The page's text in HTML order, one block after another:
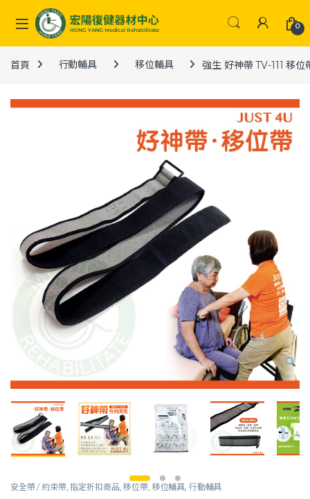
Skip to navigation
Skip to content
0
首頁 行動輔具 移位輔具 強生 好神帶 TV-111 移
安全帶 / 約束帶,指定折扣商品,移位帶, 移位輔具, 行動輔具